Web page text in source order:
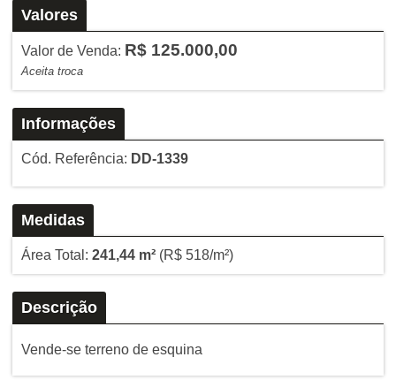
Valores
Valor de Venda: R$ 125.000,00
Aceita troca
Informações
Cód. Referência: DD-1339
Medidas
Área Total: 241,44 m²(R$ 518/m²)
Descrição
Vende-se terreno de esquina